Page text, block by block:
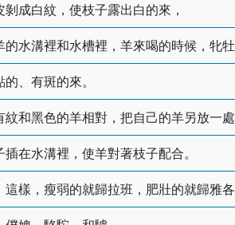
成白紋，使枝子露出白的來，
水溝裡和水槽裡，羊來喝的時候，牝牡
、有斑的來。
和黑色的羊相對，把自己的羊另放一處
在水溝裡，使羊對著枝子配合。
樣，瘦弱的就歸拉班，肥壯的就歸雅各